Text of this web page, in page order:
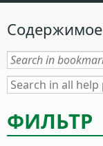
Содержимое
ФИЛЬТР